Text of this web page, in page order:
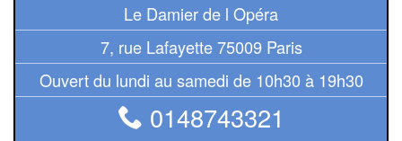
Pour
initiés
Le Damier de l Opéra
7, rue Lafayette 75009 Paris
Ouvert du lundi au samedi de 10h30 à 19h30
0148743321